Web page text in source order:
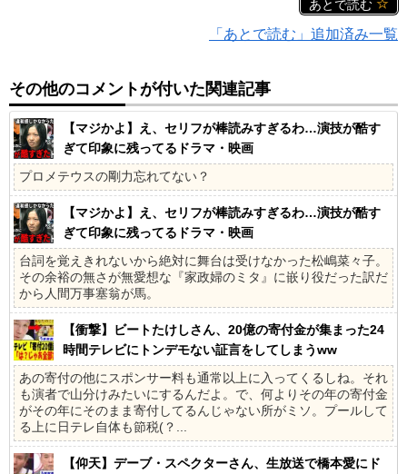
あとで読む
「あとで読む」追加済み一覧
その他のコメントが付いた関連記事
【マジかよ】え、セリフが棒読みすぎるわ…演技が酷す
ぎて印象に残ってるドラマ・映画
プロメテウスの剛力忘れてない？
【マジかよ】え、セリフが棒読みすぎるわ…演技が酷す
ぎて印象に残ってるドラマ・映画
台詞を覚えきれないから絶対に舞台は受けなかった松嶋菜々子。
その余裕の無さが無愛想な『家政婦のミタ』に嵌り役だった訳だ
から人間万事塞翁が馬。
【衝撃】ビートたけしさん、20億の寄付金が集まった24
時間テレビにトンデモない証言をしてしまうww
あの寄付の他にスポンサー料も通常以上に入ってくるしね。それ
も演者で山分けみたいにするんだよ。で、何よりその年の寄付金
がその年にそのまま寄付してるんじゃない所がミソ。プールして
る上に日テレ自体も節税(？...
【仰天】デーブ・スペクターさん、生放送で橋本愛にド